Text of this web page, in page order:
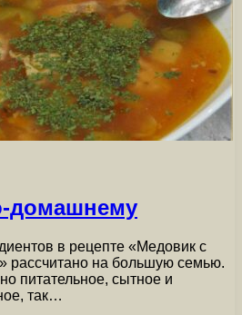
домашнему
в рецепте «Медовик с
рассчитано на большую семью.
питательное, сытное и
так…